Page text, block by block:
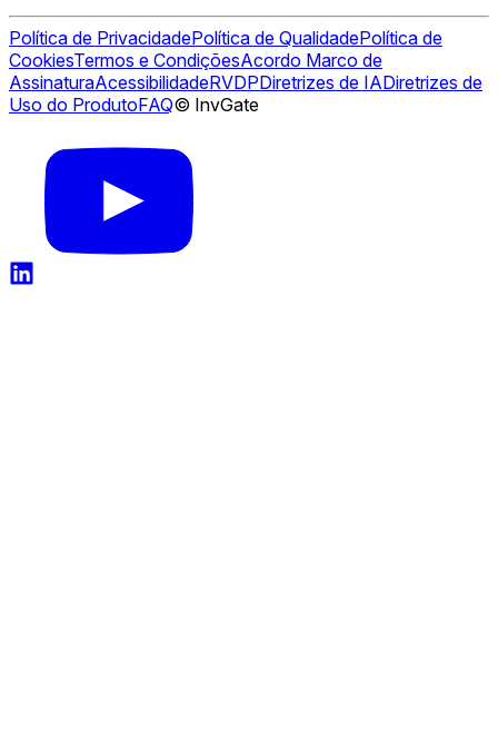
Política de PrivacidadePolítica de QualidadePolítica de
CookiesTermos e CondiçõesAcordo Marco de
AssinaturaAcessibilidadeRVDPDiretrizes de IADiretrizes de
Uso do ProdutoFAQ© InvGate